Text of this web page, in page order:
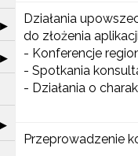
Rozwiń sekcję "Konkurs
▶
Rozwiń sekcję "Konkurs
▶
Rozwiń sekcję "Cyfrowy
▶
Działania
do złożenia
- Konferencje
- Spotkania
- Działania o
Przeprowadzenie